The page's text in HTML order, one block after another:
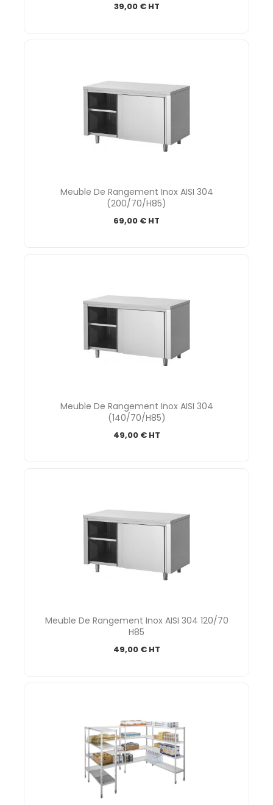
39,00 € HT
Meuble De Rangement Inox AISI 304
(200/70/H85)
69,00 € HT
Meuble De Rangement Inox AISI 304
(140/70/H85)
49,00 € HT
Meuble De Rangement Inox AISI 304 120/70
H85
49,00 € HT